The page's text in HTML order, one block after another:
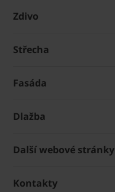
Zdivo
Střecha
Fasáda
Dlažba
Další webové stránky
Kontakty